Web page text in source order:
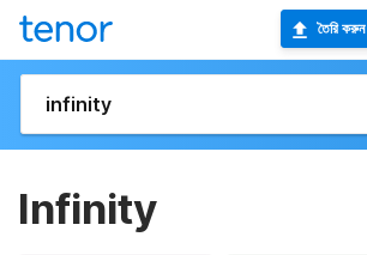
তৈরি করুন
Infinity